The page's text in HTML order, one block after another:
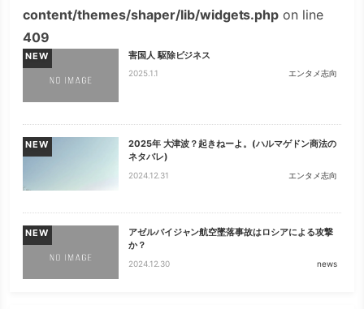
content/themes/shaper/lib/widgets.php on line
409
NEW 害国人 駆除ビジネス
2025.1.1 エンタメ志向
NEW
2025年 大津波？起きねーよ。(ハルマゲドン商法の
ネタバレ)
2024.12.31 エンタメ志向
NEW
アゼルバイジャン航空墜落事故はロシアによる攻撃
か？
2024.12.30 news